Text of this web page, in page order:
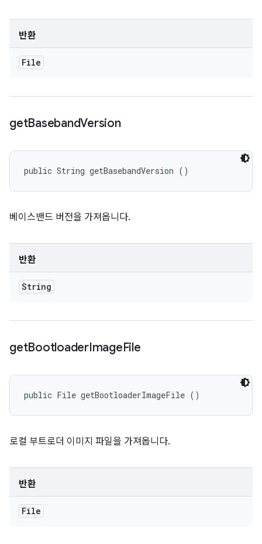
반환
File
getBasebandVersion
public String getBasebandVersion ()
베이스밴드 버전을 가져옵니다.
반환
String
getBootloaderImageFile
public File getBootloaderImageFile ()
로컬 부트로더 이미지 파일을 가져옵니다.
반환
File